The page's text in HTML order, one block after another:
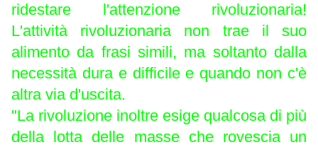
ridestare l'attenzione rivoluzionaria!
L'attività rivoluzionaria non trae il suo
alimento da frasi simili, ma soltanto dalla
necessità dura e difficile e quando non c'è
altra via d'uscita.
"La rivoluzione inoltre esige qualcosa di più
della lotta delle masse che rovescia un